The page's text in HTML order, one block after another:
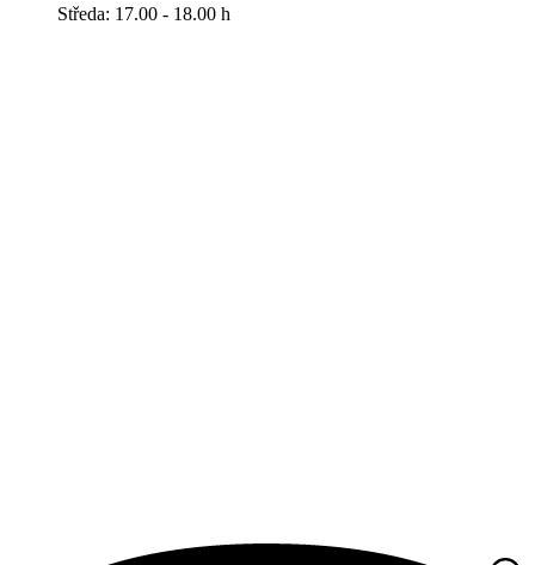
Středa: 17.00 - 18.00 h